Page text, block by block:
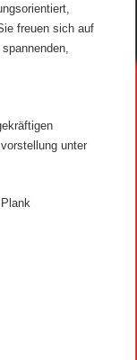
freuen sich auf
unter